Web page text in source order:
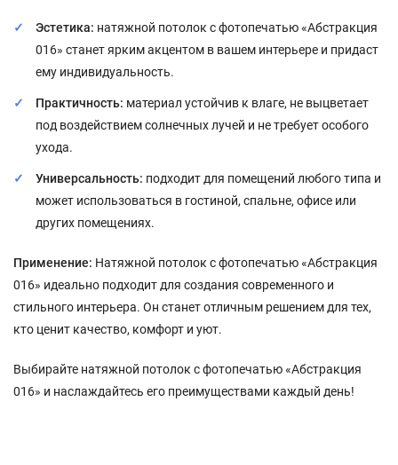
Эстетика: натяжной потолок с фотопечатью «Абстракция
016» станет ярким акцентом в вашем интерьере и придаст
ему индивидуальность.
Практичность: материал устойчив к влаге, не выцветает
под воздействием солнечных лучей и не требует особого
ухода.
Универсальность: подходит для помещений любого типа и
может использоваться в гостиной, спальне, офисе или
других помещениях.
Применение: Натяжной потолок с фотопечатью «Абстракция
016» идеально подходит для создания современного и
стильного интерьера. Он станет отличным решением для тех,
кто ценит качество, комфорт и уют.
Выбирайте натяжной потолок с фотопечатью «Абстракция
016» и наслаждайтесь его преимуществами каждый день!